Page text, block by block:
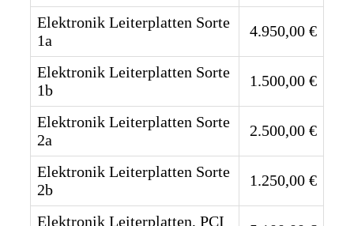
Elektronik Leiterplatten Sorte
1a
4.950,00 €
Elektronik Leiterplatten Sorte
1b
1.500,00 €
Elektronik Leiterplatten Sorte
2a
2.500,00 €
Elektronik Leiterplatten Sorte
2b
1.250,00 €
Elektronik Leiterplatten, PCI